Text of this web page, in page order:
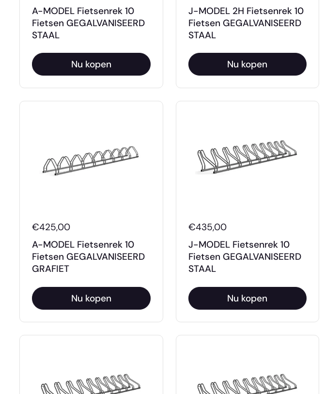
A-MODEL Fietsenrek 10
Fietsen GEGALVANISEERD
STAAL
Nu kopen
J-MODEL 2H Fietsenrek 10
Fietsen GEGALVANISEERD
STAAL
Nu kopen
€425,00
A-MODEL Fietsenrek 10
Fietsen GEGALVANISEERD
GRAFIET
Nu kopen
€435,00
J-MODEL Fietsenrek 10
Fietsen GEGALVANISEERD
STAAL
Nu kopen